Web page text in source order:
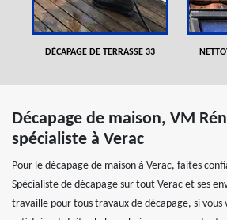
DÉCAPAGE DE TERRASSE 33
Décapage de maison, VM
spécialiste à Verac
Pour le décapage de maison à Verac, faites
Spécialiste de décapage sur tout Verac et ses
travaille pour tous travaux de décapage, si vous